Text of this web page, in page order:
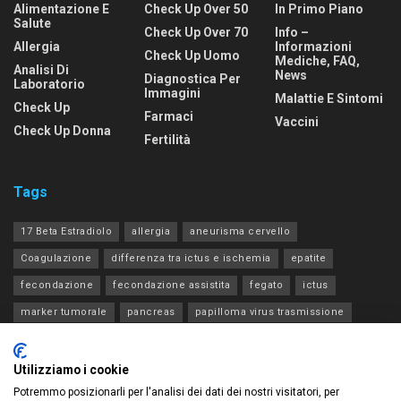
Alimentazione E
Salute
Allergia
Analisi Di
Laboratorio
Check Up
Check Up Donna
Check Up Over 50
Check Up Over 70
Check Up Uomo
Diagnostica Per
Immagini
Farmaci
Fertilità
In Primo Piano
Info –
Informazioni
Mediche, FAQ,
News
Malattie E Sintomi
Vaccini
Tags
17 Beta Estradiolo allergia aneurisma cervello
Coagulazione differenza tra ictus e ischemia epatite
fecondazione fecondazione assistita fegato ictus
marker tumorale pancreas papilloma virus trasmissione
transaminasi
Utilizziamo i cookie
Potremmo posizionarli per l'analisi dei dati dei nostri visitatori, per